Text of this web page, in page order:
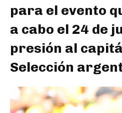
para el evento
a cabo el 24 de
presión al
Selección